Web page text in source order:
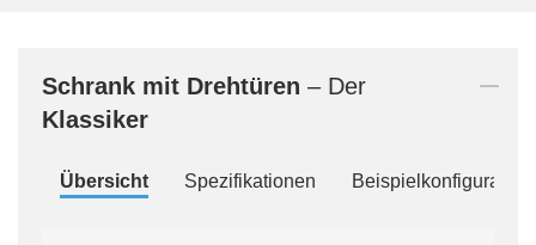
Schrank mit Drehtüren – Der
Klassiker
Übersicht Spezifikationen